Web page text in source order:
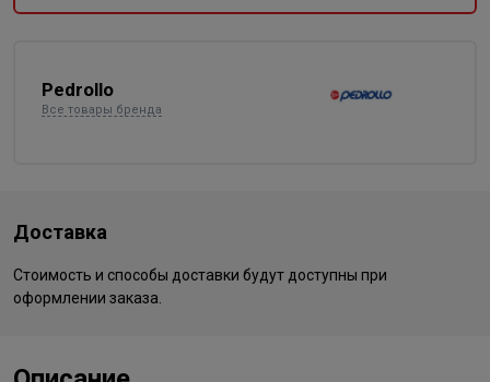
Pedrollo
Все товары бренда
Доставка
Стоимость и способы доставки будут доступны при
оформлении заказа.